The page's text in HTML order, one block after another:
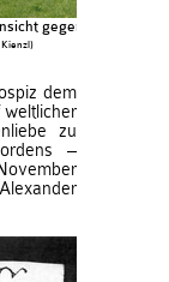
gegen Norden
dem
weltlicher
zu
–